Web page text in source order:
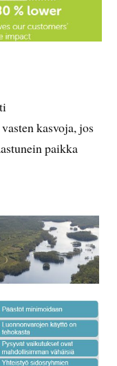
kasvoja, jos
paikka